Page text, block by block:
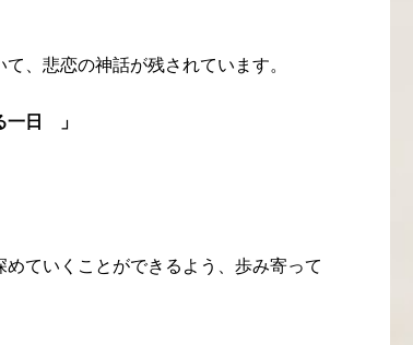
、悲恋の神話が残されています。
一日 」
ていくことができるよう、歩み寄って